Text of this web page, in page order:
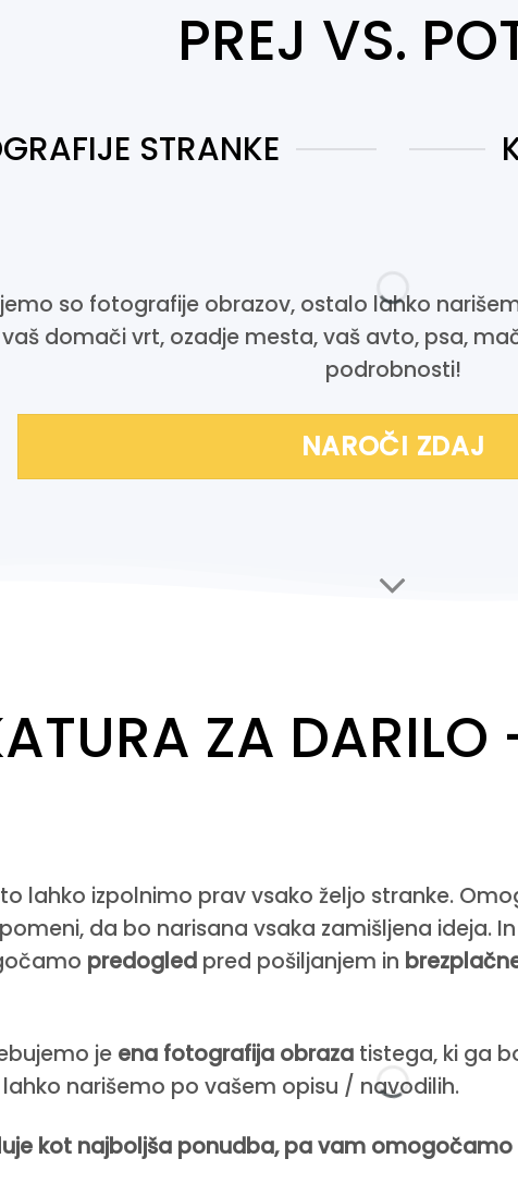
PREJ VS.
STRANKE
so fotografije obrazov, ostalo lahko
domači vrt, ozadje mesta, vaš avto, psa,
podrobnosti!
NAROČI ZDAJ
ZA DARILO
lahko izpolnimo prav vsako željo stranke.
da bo narisana vsaka zamišljena ideja.
predogled pred pošiljanjem in
je ena fotografija obraza tistega, ki ga
narišemo po vašem opisu / navodilih.
kot najboljša ponudba, pa vam